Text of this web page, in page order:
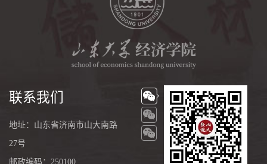
联系我们
地址：山东省济南市山大南路
27号
邮政编码：250100